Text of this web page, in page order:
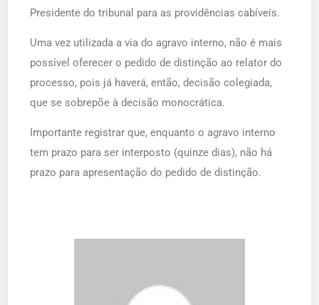
Presidente do tribunal para as providências cabíveis.
Uma vez utilizada a via do agravo interno, não é mais
possível oferecer o pedido de distinção ao relator do
processo, pois já haverá, então, decisão colegiada,
que se sobrepõe à decisão monocrática.
Importante registrar que, enquanto o agravo interno
tem prazo para ser interposto (quinze dias), não há
prazo para apresentação do pedido de distinção.